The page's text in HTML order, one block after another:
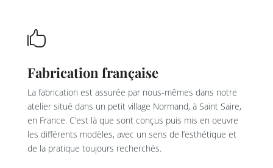

Fabrication française
La fabrication est assurée par nous-mêmes dans notre
atelier situé dans un petit village Normand, à Saint Saire,
en France. C’est là que sont conçus puis mis en oeuvre
les différents modèles, avec un sens de l’esthétique et
de la pratique toujours recherchés.